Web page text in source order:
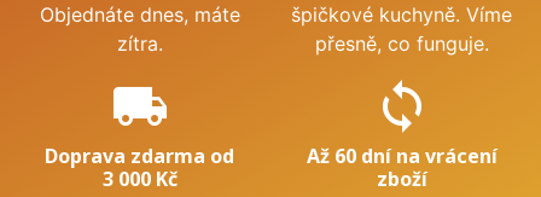
Objednáte dnes, máte
zítra.
špičkové kuchyně. Víme
přesně, co funguje.
local_shipping
Doprava zdarma od
3 000 Kč
sync
Až 60 dní na vrácení
zboží